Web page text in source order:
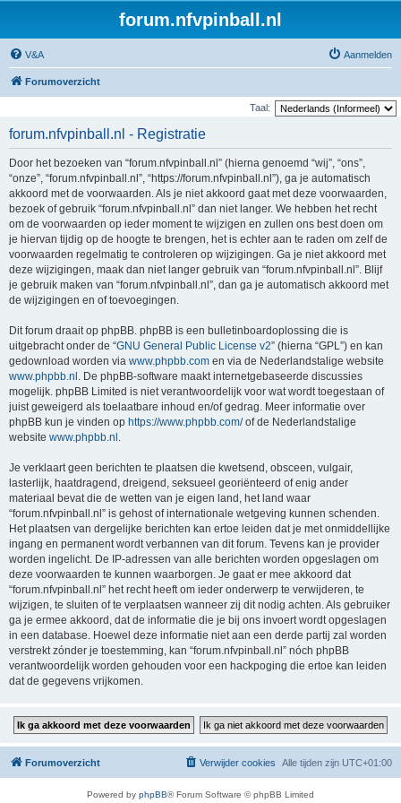
forum.nfvpinball.nl
V&A Aanmelden
Forumoverzicht
Taal:
forum.nfvpinball.nl - Registratie
Door het bezoeken van “forum.nfvpinball.nl” (hierna genoemd “wij”, “ons”,
“onze”, “forum.nfvpinball.nl”, “https://forum.nfvpinball.nl”), ga je automatisch
akkoord met de voorwaarden. Als je niet akkoord gaat met deze voorwaarden,
bezoek of gebruik “forum.nfvpinball.nl” dan niet langer. We hebben het recht
om de voorwaarden op ieder moment te wijzigen en zullen ons best doen om
je hiervan tijdig op de hoogte te brengen, het is echter aan te raden om zelf de
voorwaarden regelmatig te controleren op wijzigingen. Ga je niet akkoord met
deze wijzigingen, maak dan niet langer gebruik van “forum.nfvpinball.nl”. Blijf
je gebruik maken van “forum.nfvpinball.nl”, dan ga je automatisch akkoord met
de wijzigingen en of toevoegingen.
Dit forum draait op phpBB. phpBB is een bulletinboardoplossing die is
uitgebracht onder de “GNU General Public License v2” (hierna “GPL”) en kan
gedownload worden via www.phpbb.com en via de Nederlandstalige website
www.phpbb.nl . De phpBB-software maakt internetgebaseerde discussies
mogelijk. phpBB Limited is niet verantwoordelijk voor wat wordt toegestaan of
juist geweigerd als toelaatbare inhoud en/of gedrag. Meer informatie over
phpBB kun je vinden op https://www.phpbb.com/of de Nederlandstalige
website www.phpbb.nl .
Je verklaart geen berichten te plaatsen die kwetsend, obsceen, vulgair,
lasterlijk, haatdragend, dreigend, seksueel georiënteerd of enig ander
materiaal bevat die de wetten van je eigen land, het land waar
“forum.nfvpinball.nl” is gehost of internationale wetgeving kunnen schenden.
Het plaatsen van dergelijke berichten kan ertoe leiden dat je met onmiddellijke
ingang en permanent wordt verbannen van dit forum. Tevens kan je provider
worden ingelicht. De IP-adressen van alle berichten worden opgeslagen om
deze voorwaarden te kunnen waarborgen. Je gaat er mee akkoord dat
“forum.nfvpinball.nl” het recht heeft om ieder onderwerp te verwijderen, te
wijzigen, te sluiten of te verplaatsen wanneer zij dit nodig achten. Als gebruiker
ga je ermee akkoord, dat de informatie die je bij ons invoert wordt opgeslagen
in een database. Hoewel deze informatie niet aan een derde partij zal worden
verstrekt zónder je toestemming, kan “forum.nfvpinball.nl” nóch phpBB
verantwoordelijk worden gehouden voor een hackpoging die ertoe kan leiden
dat de gegevens vrijkomen.
Forumoverzicht Alle tijden zijn UTC+01:00
Verwijder cookies
Powered by phpBB® Forum Software © phpBB Limited